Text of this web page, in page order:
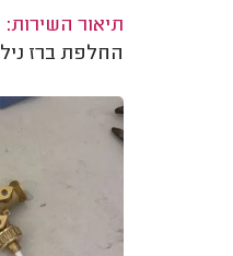
תיאור השירות:
החלפת ברז